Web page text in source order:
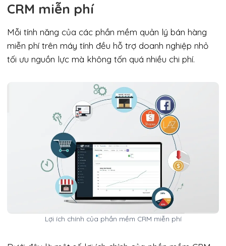
CRM miễn phí
Mỗi tính năng của các phần mềm quản lý bán hàng
miễn phí trên máy tính đều hỗ trợ doanh nghiệp nhỏ
tối ưu nguồn lực mà không tốn quá nhiều chi phí.
Lợi ích chính của phần mềm CRM miễn phí